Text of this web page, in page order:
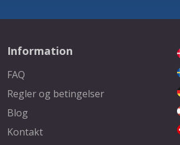
Information
FAQ
Regler og betingelser
Blog
Kontakt